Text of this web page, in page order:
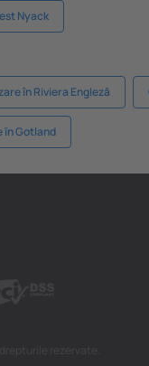
Nyack
în Riviera Engleză
în Gotland
rezervate.